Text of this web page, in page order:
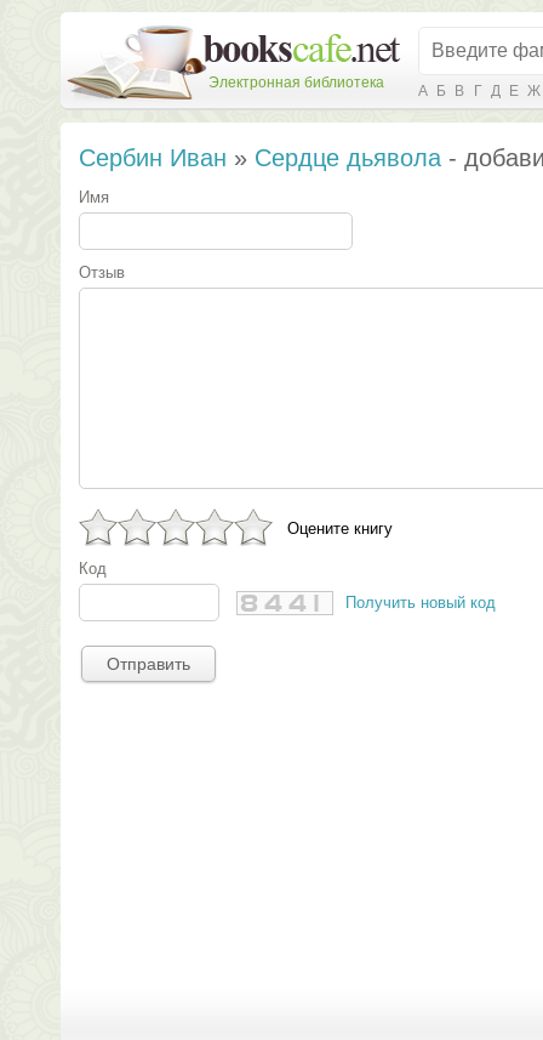
Электронная библиотека А Б В Г Д Е Ж
Сербин Иван » Сердце дьявола -
Имя
Отзыв
Оцените книгу
Код
Получить новый код
Отправить